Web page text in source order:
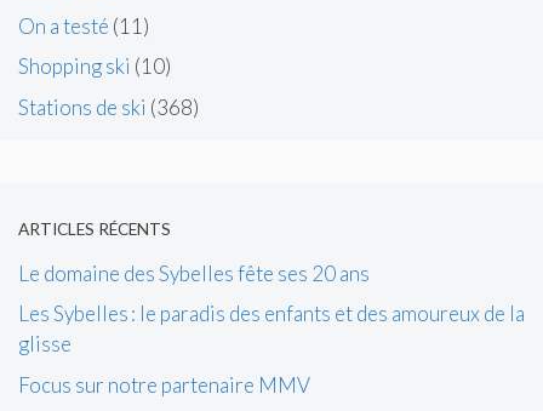
On a testé (11)
Shopping ski (10)
Stations de ski (368)
ARTICLES RÉCENTS
Le domaine des Sybelles fête ses 20 ans
Les Sybelles : le paradis des enfants et des amoureux de la
glisse
Focus sur notre partenaire MMV